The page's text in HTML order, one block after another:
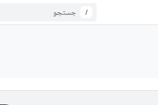
/